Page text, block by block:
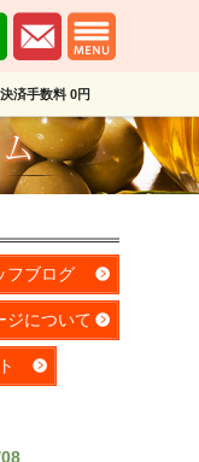
決済手数料 0円
フブログ
ジについて